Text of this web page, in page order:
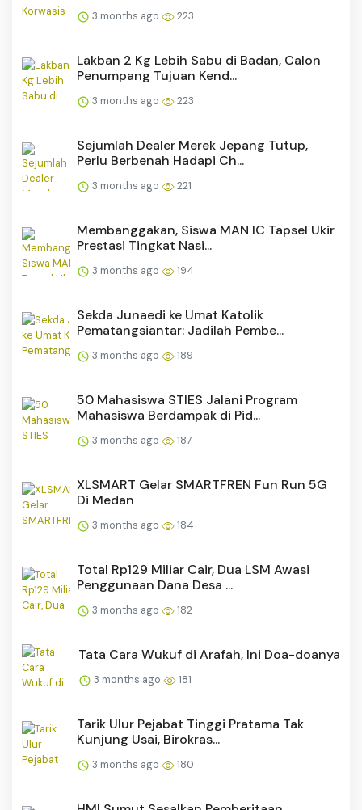
3 months ago 223
Lakban 2 Kg Lebih Sabu di Badan, Calon
Penumpang Tujuan Kend...
3 months ago 223
Sejumlah Dealer Merek Jepang Tutup,
Perlu Berbenah Hadapi Ch...
3 months ago 221
Membanggakan, Siswa MAN IC Tapsel Ukir
Prestasi Tingkat Nasi...
3 months ago 194
Sekda Junaedi ke Umat Katolik
Pematangsiantar: Jadilah Pembe...
3 months ago 189
50 Mahasiswa STIES Jalani Program
Mahasiswa Berdampak di Pid...
3 months ago 187
XLSMART Gelar SMARTFREN Fun Run 5G
Di Medan
3 months ago 184
Total Rp129 Miliar Cair, Dua LSM Awasi
Penggunaan Dana Desa ...
3 months ago 182
Tata Cara Wukuf di Arafah, Ini Doa-doanya
3 months ago 181
Tarik Ulur Pejabat Tinggi Pratama Tak
Kunjung Usai, Birokras...
3 months ago 180